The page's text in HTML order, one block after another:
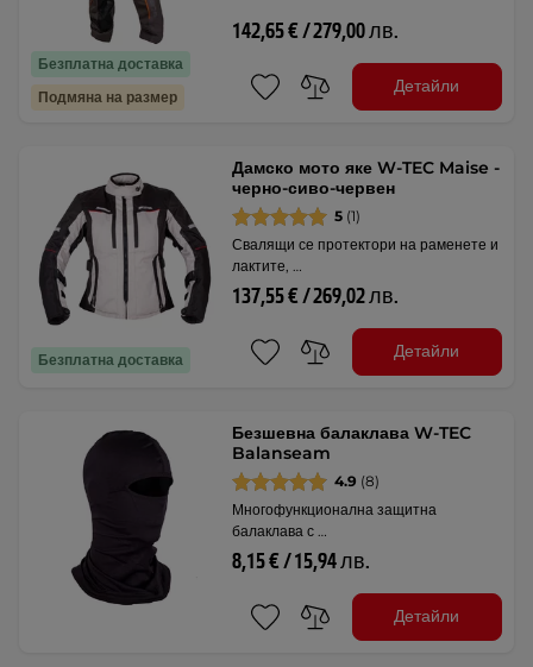
Безплатна доставка
Подмяна на размер
142,65 € / 279,00 лв.
Детайли
Безплатна доставка
Дамско мото яке W-TEC Maise -
черно-сиво-червен
5 (1)
Свалящи се протектори на раменете и
лактите, …
137,55 € / 269,02 лв.
Детайли
Безшевна балаклава W-TEC
Balanseam
4.9 (8)
Многофункционална защитна
балаклава с …
8,15 € / 15,94 лв.
Детайли